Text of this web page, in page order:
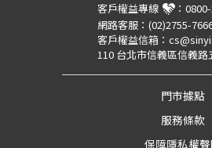
客戶權益專線 ：
網路客服： (02)2755-
客戶權益信箱：
110 台北市信義區信義路
門市據點
服務條款
保障隱私權